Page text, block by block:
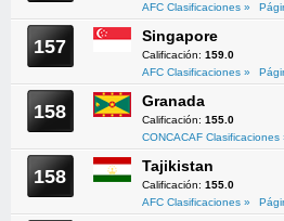
AFC Clasificaciones »
157 Singapore
Calificación: 159.0
AFC Clasificaciones »
158 Granada
Calificación: 155.0
CONCACAF Clasificaciones
158 Tajikistan
Calificación: 155.0
AFC Clasificaciones »